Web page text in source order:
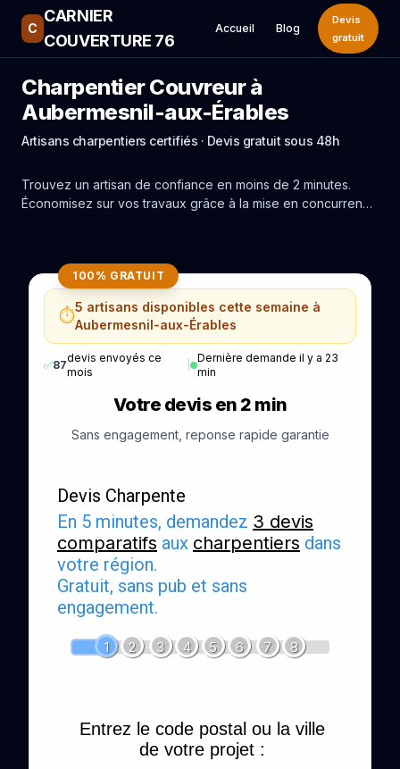
C
CARNIER
COUVERTURE 76
Accueil Blog
Devis
gratuit
Charpentier Couvreur à
Aubermesnil-aux-Érables
Artisans charpentiers certifiés · Devis gratuit sous 48h
Trouvez un artisan de confiance en moins de 2 minutes.
Économisez sur vos travaux grâce à la mise en concurrence
100% GRATUIT
⏱️5 artisans disponibles cette semaine à
Aubermesnil-aux-Érables
✅87
devis envoyés ce
mois
|
Dernière demande il y a 23
min
Votre devis en 2 min
Sans engagement, reponse rapide garantie
Devis Charpente
En 5 minutes, demandez 3 devis
comparatifs aux charpentiers dans
votre région.
Gratuit, sans pub et sans
engagement.
1 2 3 4 5 6 7 8
Entrez le code postal ou la ville
de votre projet :